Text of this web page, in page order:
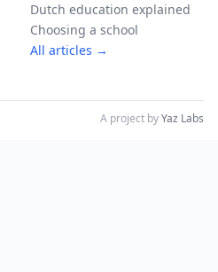
Dutch education explained
Choosing a school
All articles →
A project byYaz Labs